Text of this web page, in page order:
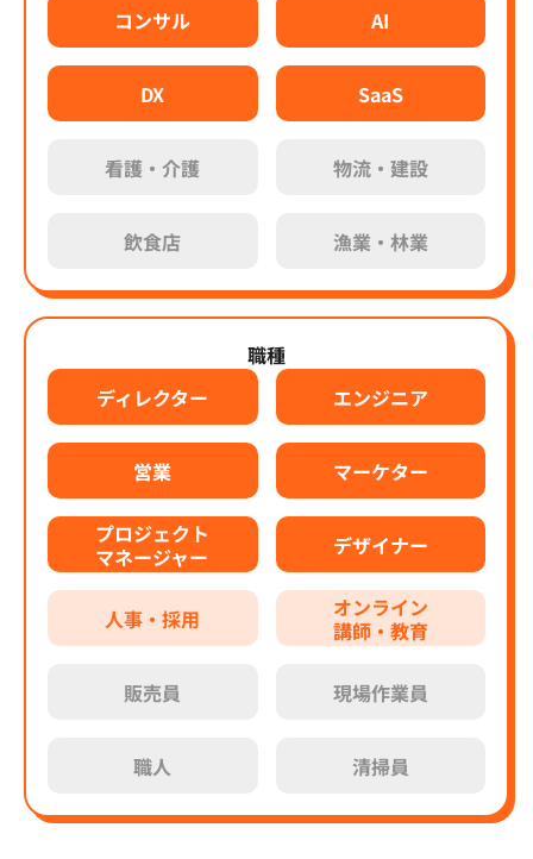
コンサル AI
DX SaaS
看護・介護 物流・建設
飲食店 漁業・林業
職種
ディレクター
エンジニア
営業 マーケター
プロジェクト
マネージャー
デザイナー
人事・採用
オンライン
講師・教育
販売員 現場作業員
職人 清掃員